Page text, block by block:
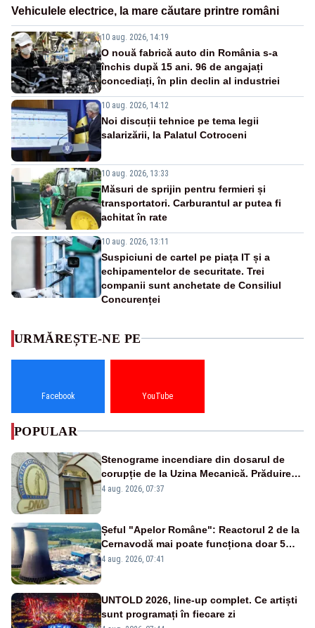
Vehiculele electrice, la mare căutare printre români
10 aug. 2026, 14:19
O nouă fabrică auto din România s-a
închis după 15 ani. 96 de angajați
concediați, în plin declin al industriei
10 aug. 2026, 14:12
Noi discuții tehnice pe tema legii
salarizării, la Palatul Cotroceni
10 aug. 2026, 13:33
Măsuri de sprijin pentru fermieri și
transportatori. Carburantul ar putea fi
achitat în rate
10 aug. 2026, 13:11
Suspiciuni de cartel pe piața IT și a
echipamentelor de securitate. Trei
companii sunt anchetate de Consiliul
Concurenței
URMĂREȘTE-NE PE
Facebook YouTube
POPULAR
Stenograme incendiare din dosarul de
corupție de la Uzina Mecanică. Prăduirea
banilor din programul SAFE, interceptată
4 aug. 2026, 07:37
Șeful "Apelor Române": Reactorul 2 de la
Cernavodă mai poate funcționa doar 5
zile
4 aug. 2026, 07:41
UNTOLD 2026, line-up complet. Ce artiști
sunt programați în fiecare zi